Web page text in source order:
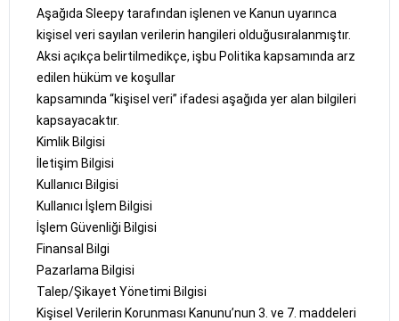
Aşağıda Sleepy tarafından işlenen ve Kanun uyarınca
kişisel veri sayılan verilerin hangileri olduğusıralanmıştır.
Aksi açıkça belirtilmedikçe, işbu Politika kapsamında arz
edilen hüküm ve koşullar
kapsamında “kişisel veri” ifadesi aşağıda yer alan bilgileri
kapsayacaktır.
Kimlik Bilgisi
İletişim Bilgisi
Kullanıcı Bilgisi
Kullanıcı İşlem Bilgisi
İşlem Güvenliği Bilgisi
Finansal Bilgi
Pazarlama Bilgisi
Talep/Şikayet Yönetimi Bilgisi
Kişisel Verilerin Korunması Kanunu’nun 3. ve 7. maddeleri